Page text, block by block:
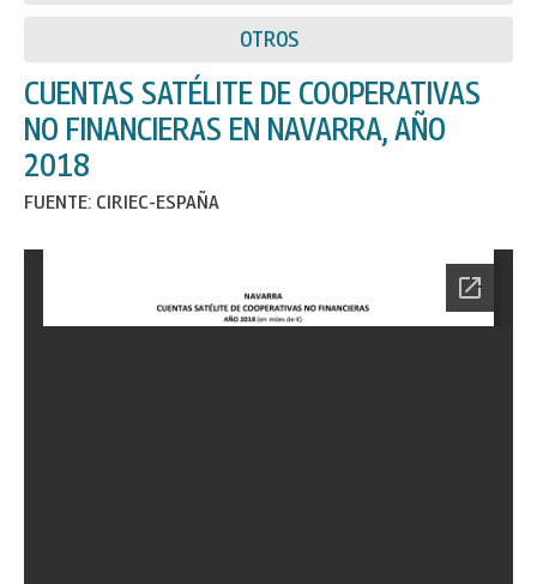
OTROS
CUENTAS SATÉLITE DE COOPERATIVAS
NO FINANCIERAS EN NAVARRA, AÑO
2018
FUENTE: CIRIEC-ESPAÑA